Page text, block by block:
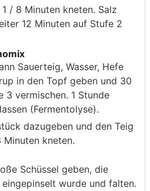
/ 8 Minuten kneten. Salz
12 Minuten auf Stufe 2
Sauerteig, Wasser, Hefe
in den Topf geben und 30
3 vermischen. 1 Stunde
(Fermentolyse).
dazugeben und den Teig
kneten.
Schüssel geben, die
wurde und falten.